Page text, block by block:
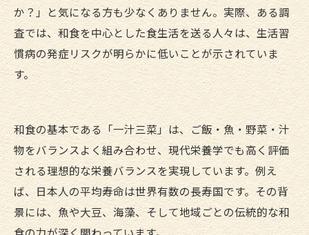
か？」と気になる方も少なくありません。実際、ある調
査では、和食を中心とした食生活を送る人々は、生活習
慣病の発症リスクが明らかに低いことが示されていま
す。
和食の基本である「一汁三菜」は、ご飯・魚・野菜・汁
物をバランスよく組み合わせ、現代栄養学でも高く評価
される理想的な栄養バランスを実現しています。例え
ば、日本人の平均寿命は世界有数の長寿国です。その背
景には、魚や大豆、海藻、そして地域ごとの伝統的な和